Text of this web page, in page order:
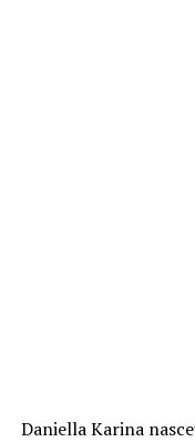
Daniella Karina